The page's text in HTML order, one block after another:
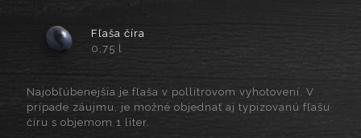
Fľaša číra
0,75 l
Najobľúbenejšia je fľaša v pollitrovom vyhotovení. V
prípade záujmu, je možné objednať aj typizovanú fľašu
číru s objemom 1 liter.